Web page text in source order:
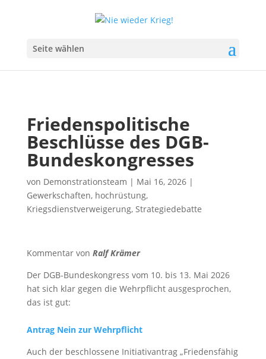
Seite wählen
Friedenspolitische
Beschlüsse des DGB-
Bundeskongresses
von Demonstrationsteam | Mai 16, 2026|
Gewerkschaften, hochrüstung,
Kriegsdienstverweigerung, Strategiedebatte
Kommentar von Ralf Krämer
Der DGB-Bundeskongress vom 10. bis 13. Mai 2026
hat sich klar gegen die Wehrpflicht ausgesprochen,
das ist gut:
Antrag Nein zur Wehrpflicht
Auch der beschlossene Initiativantrag „Friedensfähig